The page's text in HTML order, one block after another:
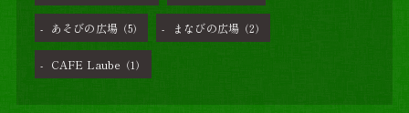
あそびの広場 （5） まなびの広場 （2）
CAFE Laube （1）